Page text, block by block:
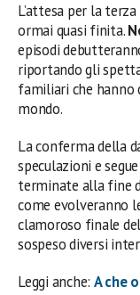
L’attesa per la
ormai quasi finita.
episodi
riportando gli
familiari che
mondo.
La conferma della
speculazioni e
terminate alla fine
come evolveranno
clamoroso finale
sospeso diversi
Leggi anche: A che